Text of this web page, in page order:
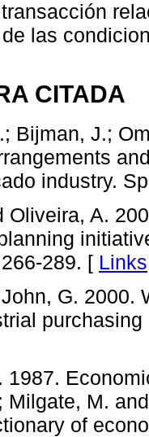
las
CITADA
Bijman, J.;
industry.
Oliveira, A.
289. [ Links
G. 2000.
1987.
Milgate, M.
of